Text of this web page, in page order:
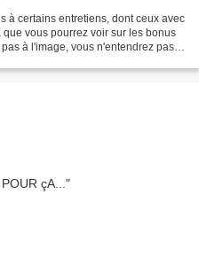
à certains entretiens, dont ceux avec
vous pourrez voir sur les bonus
à l'image, vous n'entendrez pas